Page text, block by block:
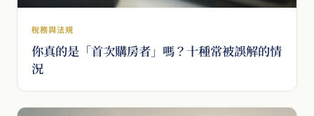
稅務與法規
你真的是「首次購房者」嗎？十種常被誤解的情
況